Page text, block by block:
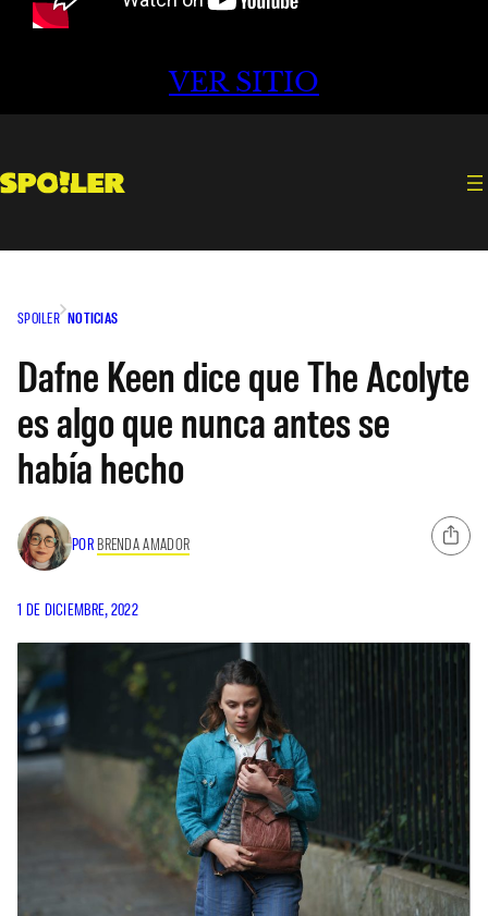
VER SITIO
SPOILER NOTICIAS
Dafne Keen dice que The Acolyte
es algo que nunca antes se
había hecho
POR BRENDA AMADOR
1 DE DICIEMBRE, 2022